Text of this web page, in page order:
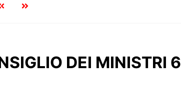
DEI MINISTRI 6